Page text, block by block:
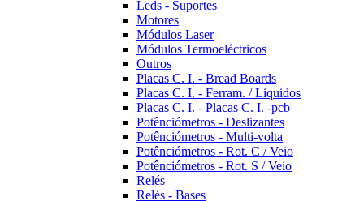
Leds - Suportes
Motores
Módulos Laser
Módulos Termoeléctricos
Outros
Placas C. I. - Bread Boards
Placas C. I. - Ferram. / Liquidos
Placas C. I. - Placas C. I. -pcb
Potênciómetros - Deslizantes
Potênciómetros - Multi-volta
Potênciómetros - Rot. C / Veio
Potênciómetros - Rot. S / Veio
Relés
Relés - Bases